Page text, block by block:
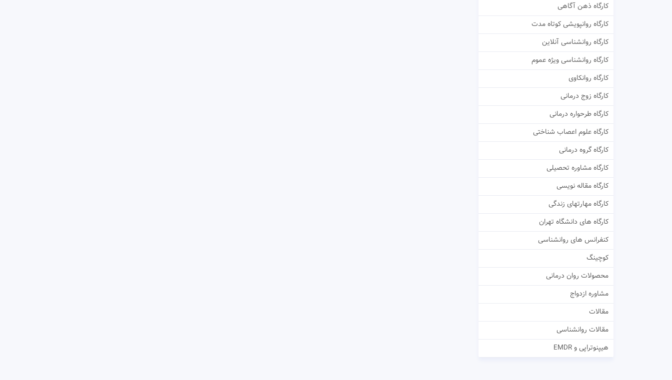
کارگاه ذهن آگاهی
کارگاه روانپویشی کوتاه مدت
کارگاه روانشناسی آنلاین
کارگاه روانشناسی ویژه عموم
کارگاه روانکاوی
کارگاه زوج درمانی
کارگاه طرحواره درمانی
کارگاه علوم اعصاب شناختی
کارگاه گروه درمانی
کارگاه مشاوره تحصیلی
کارگاه مقاله نویسی
کارگاه مهارتهای زندگی
کارگاه های دانشگاه تهران
کنفرانس های روانشناسی
کوچینگ
محصولات روان درمانی
مشاوره ازدواج
مقالات
مقالات روانشناسی
هیپنوتراپی و EMDR